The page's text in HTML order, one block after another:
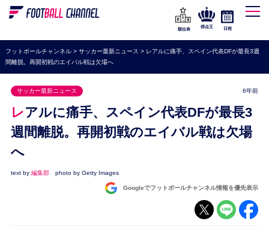
WEリーグ
海外サッカー
プレミアリーグ
ラ・リーガ
セリエA
ブンデスリーガ
ナショナルチーム
順位表
得点王 日程
フットボールチャンネル> サッカー最新ニュース > レアルに痛手、スペイン代表DFが最長3週
間離脱。再開初戦のエイバル戦は欠場へ
サッカー最新ニュース 6年前
レアルに痛手、スペイン代表DFが最長3
週間離脱。再開初戦のエイバル戦は欠場
へ
text by 編集部 photo by Getty Images
Googleでフットボールチャンネル情報を優先表示